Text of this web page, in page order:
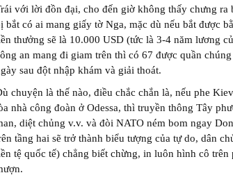
với lời đồn đại, cho đến giờ không thấy chưng ra
bắt có ai mang giấy tờ Nga, mặc dù nếu bắt được
thưởng sẽ là 10.000 USD (tức là 3-4 năm lương
an mang đi giam trên thì có 67 được quần
sau đột nhập khám và giải thoát.
chuyện là thế nào, điều chắc chắn là, nếu phe
nhà công đoàn ở Odessa, thì truyền thông Tây
diệt chủng v.v. và đòi NATO ném bom ngay
tầng hai sẽ trở thành biểu tượng của tự do, dân
tệ quốc tế) chẳng biết chừng, in luôn hình cô trên